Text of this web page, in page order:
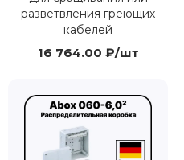
разветвления греющих
кабелей
16 764.00 ₽/шт